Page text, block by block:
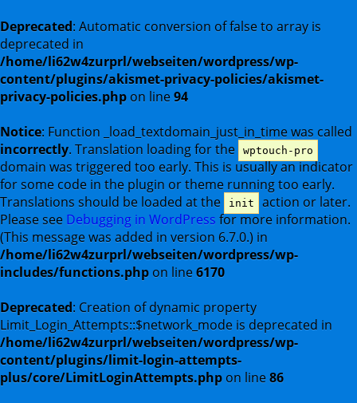
Deprecated: Automatic conversion of false to array is
deprecated in
/home/li62w4zurprl/webseiten/wordpress/wp-
content/plugins/akismet-privacy-policies/akismet-
privacy-policies.php on line94
Notice: Function _load_textdomain_just_in_time was called
incorrectly. Translation loading for the wptouch-pro
domain was triggered too early. This is usually an indicator
for some code in the plugin or theme running too early.
Translations should be loaded at the
init
action or later.
Please see Debugging in WordPress for more information.
(This message was added in version 6.7.0.) in
/home/li62w4zurprl/webseiten/wordpress/wp-
includes/functions.php on line6170
Deprecated: Creation of dynamic property
Limit_Login_Attempts::$network_mode is deprecated in
/home/li62w4zurprl/webseiten/wordpress/wp-
content/plugins/limit-login-attempts-
plus/core/LimitLoginAttempts.php on line86